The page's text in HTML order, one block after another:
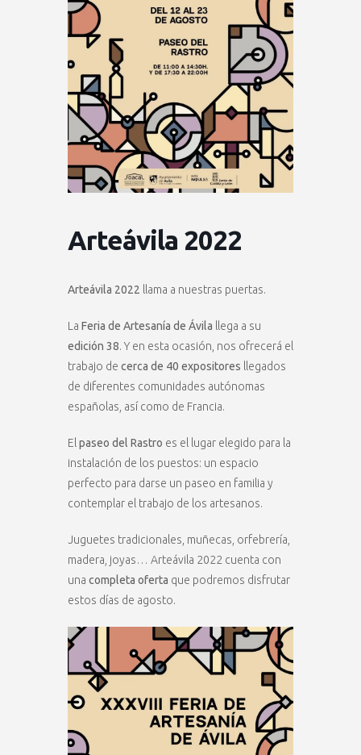
Arteávila 2022
Arteávila 2022 llama a nuestras puertas.
La Feria de Artesanía de Ávila llega a su
edición 38. Y en esta ocasión, nos ofrecerá el
trabajo de cerca de 40 expositores llegados
de diferentes comunidades autónomas
españolas, así como de Francia.
El paseo del Rastro es el lugar elegido para la
instalación de los puestos: un espacio
perfecto para darse un paseo en familia y
contemplar el trabajo de los artesanos.
Juguetes tradicionales, muñecas, orfebrería,
madera, joyas… Arteávila 2022 cuenta con
una completa oferta que podremos disfrutar
estos días de agosto.